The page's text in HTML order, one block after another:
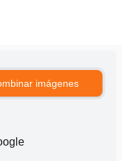
imágenes